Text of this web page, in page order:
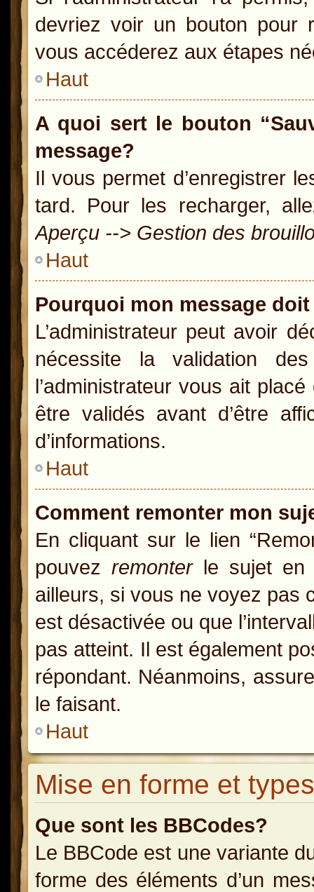
devriez voir un bouton pour
vous accéderez aux étapes
Haut
A quoi sert le bouton
message?
Il vous permet d’enregistrer
tard. Pour les recharger,
Aperçu --> Gestion des
Haut
Pourquoi mon message
L’administrateur peut avoir
nécessite la validation
l’administrateur vous ait
être validés avant d’être
d’informations.
Haut
Comment remonter mon
En cliquant sur le lien
pouvez remonterle sujet en
ailleurs, si vous ne voyez pas
est désactivée ou que
pas atteint. Il est également
répondant. Néanmoins,
le faisant.
Haut
Mise en forme et
Que sont les BBCodes?
Le BBCode est une variante
forme des éléments d’un